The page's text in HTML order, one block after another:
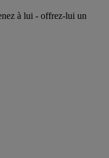
à lui - offrez-lui un